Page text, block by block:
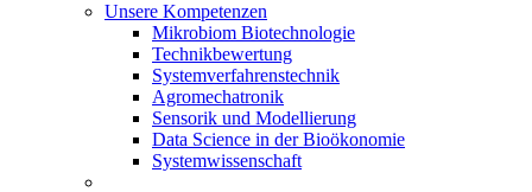
Unsere Kompetenzen
Mikrobiom Biotechnologie
Technikbewertung
Systemverfahrenstechnik
Agromechatronik
Sensorik und Modellierung
Data Science in der Bioökonomie
Systemwissenschaft